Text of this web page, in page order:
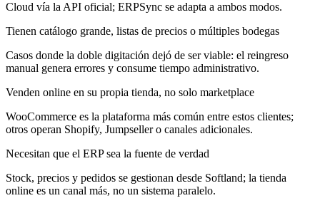
Cloud vía la API oficial; ERPSync se adapta a ambos modos.
Tienen catálogo grande, listas de precios o múltiples bodegas
Casos donde la doble digitación dejó de ser viable: el reingreso
manual genera errores y consume tiempo administrativo.
Venden online en su propia tienda, no solo marketplace
WooCommerce es la plataforma más común entre estos clientes;
otros operan Shopify, Jumpseller o canales adicionales.
Necesitan que el ERP sea la fuente de verdad
Stock, precios y pedidos se gestionan desde Softland; la tienda
online es un canal más, no un sistema paralelo.